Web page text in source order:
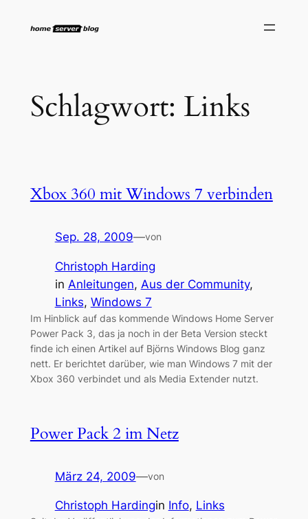
Inhalt
Schlagwort: Links
Xbox 360 mit Windows 7 verbinden
Sep. 28, 2009—von
Christoph Harding
in Anleitungen, Aus der Community
Links, Windows 7
Im Hinblick auf das kommende Windows Home Server
Power Pack 3, das ja noch in der Beta Version steckt
finde ich einen Artikel auf Björns Windows Blog ganz
nett. Er berichtet darüber, wie man Windows 7 mit der
Xbox 360 verbindet und als Media Extender nutzt.
Power Pack 2 im Netz
März 24, 2009—von
Christoph Hardingin Info, Links